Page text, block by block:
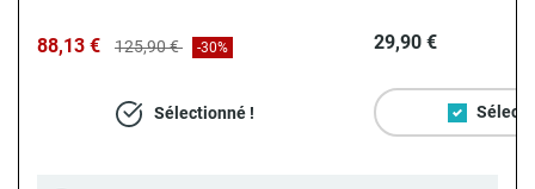
88,13 € 125,90 € -30%
Sélectionné !
29,90 €